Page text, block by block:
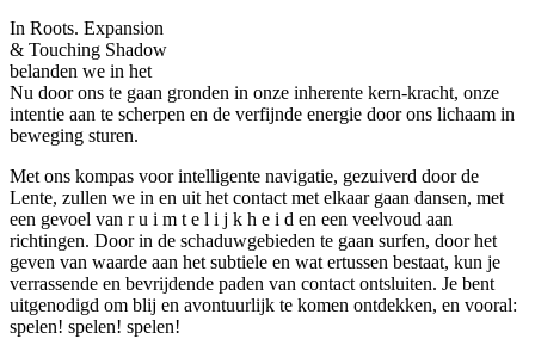
In Roots. Expansion
& Touching Shadow
belanden we in het
Nu door ons te gaan gronden in onze inherente kern-kracht, onze
intentie aan te scherpen en de verfijnde energie door ons lichaam in
beweging sturen.
Met ons kompas voor intelligente navigatie, gezuiverd door de
Lente, zullen we in en uit het contact met elkaar gaan dansen, met
een gevoel van r u i m t e l i j k h e i d en een veelvoud aan
richtingen. Door in de schaduwgebieden te gaan surfen, door het
geven van waarde aan het subtiele en wat ertussen bestaat, kun je
verrassende en bevrijdende paden van contact ontsluiten. Je bent
uitgenodigd om blij en avontuurlijk te komen ontdekken, en vooral:
spelen! spelen! spelen!